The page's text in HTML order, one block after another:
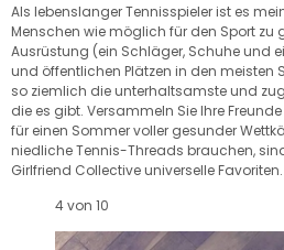
Als lebenslanger Tennisspieler ist es
Menschen wie möglich für den Sport zu
Ausrüstung (ein Schläger, Schuhe und
und öffentlichen Plätzen in den meisten
so ziemlich die unterhaltsamste und
die es gibt. Versammeln Sie Ihre
für einen Sommer voller gesunder
niedliche Tennis-Threads brauchen,
Girlfriend Collective universelle Favoriten.
4 von 10